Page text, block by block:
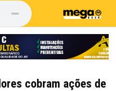
cobram ações de